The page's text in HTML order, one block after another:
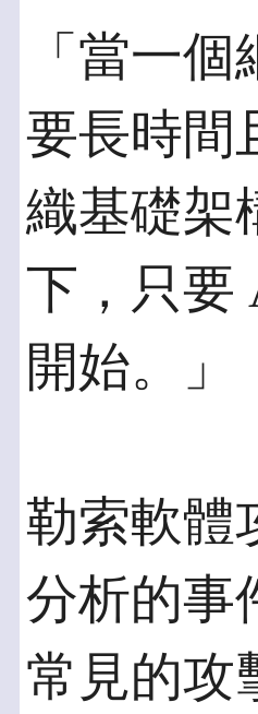
「當一
要長時間
織基礎架
下，只要
開始。」
勒索軟體
分析的事
常見的攻